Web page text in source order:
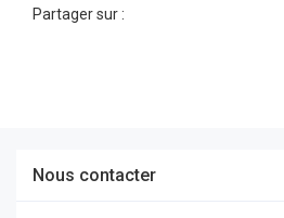
Partager sur :
Nous contacter